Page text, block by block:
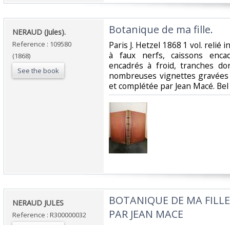
‎NERAUD (Jules).‎
Reference : 109580
(1868)
See the book
‎Botanique de ma fille.‎
‎Paris J. Hetzel 1868 1 vol. relié
à faux nerfs, caissons
encadrés à froid, tranches
nombreuses vignettes
et complétée par Jean Macé.
‎NERAUD JULES‎
Reference : R300000032
‎BOTANIQUE DE MA
PAR JEAN MACE‎